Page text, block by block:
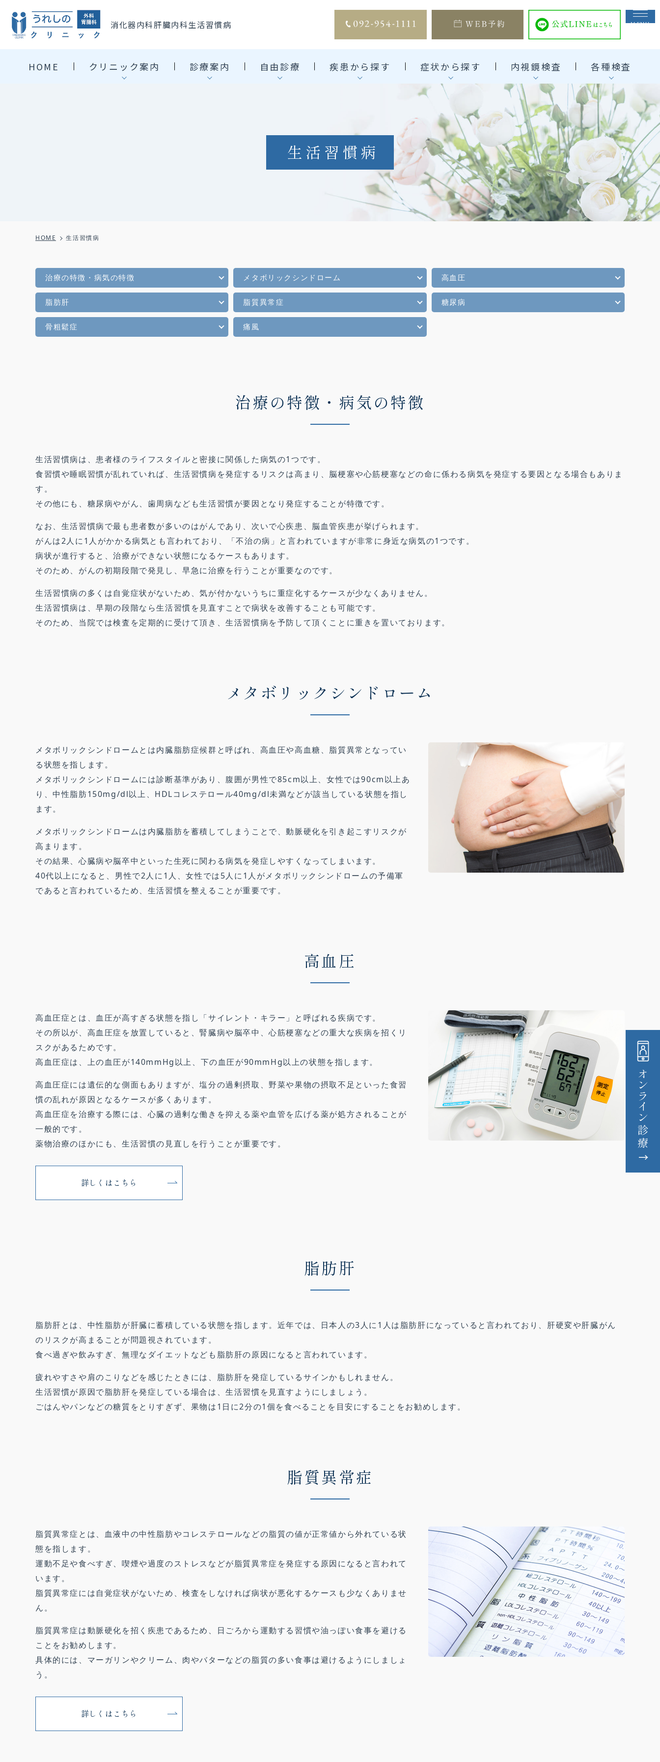
消化器内科肝臓内科生活習慣病
HOME クリニック案内 診療案内
各種検診・健康診断
自由診療
グルタチオン点滴（白玉
点滴）
メディカルダイエット
疾患から探す
糖尿病
睡眠時無呼吸症候群
消化器内科
ピロリ菌感染症
過敏性腸症候群（IBS）
炎症性腸疾患(IBD)
大腸がん
感染性腸炎
その他の消化器疾患
症状から探す
上腹部症状
胸やけ
その他の症状
下腹部・便の症状
下腹部痛
下痢
血便
「便潜血陽性」が出た方へ
その他症状・検診異常
背部痛を伴う腹痛
検診異常
内視鏡検査
（胃内視鏡検査）
胃カメラについて
胃がん検診について
即日の胃カメラ検査
お仕事帰りに受けられる
胃カメラ検査
大腸カメラ
（大腸内視鏡検査）
大腸カメラ（大腸内視鏡検
査）
午前中で終わる大腸カメ
ラ検査
女性にも配慮した
内視鏡検査
春日市で大腸カメラ検査
をお考えの方へ
福岡市南区周辺で大腸カ
メラをご検討中の方へ
各種検査
エコー検査
InBody（体組成計）
生活習慣病
HOME 生活習慣病
治療の特徴・病気の特徴 メタボリックシンドローム 高血圧
脂肪肝 脂質異常症 糖尿病
骨粗鬆症 痛風
治療の特徴・病気の特徴
生活習慣病は、患者様のライフスタイルと密接に関係した病気の1つです。
食習慣や睡眠習慣が乱れていれば、生活習慣病を発症するリスクは高まり、脳梗塞や心筋梗塞などの命に係わる病気を発症する要因となる場合もありま
す。
その他にも、糖尿病やがん、歯周病なども生活習慣が要因となり発症することが特徴です。
なお、生活習慣病で最も患者数が多いのはがんであり、次いで心疾患、脳血管疾患が挙げられます。
がんは2人に1人がかかる病気とも言われており、「不治の病」と言われていますが非常に身近な病気の1つです。
病状が進行すると、治療ができない状態になるケースもあります。
そのため、がんの初期段階で発見し、早急に治療を行うことが重要なのです。
生活習慣病の多くは自覚症状がないため、気が付かないうちに重症化するケースが少なくありません。
生活習慣病は、早期の段階なら生活習慣を見直すことで病状を改善することも可能です。
そのため、当院では検査を定期的に受けて頂き、生活習慣病を予防して頂くことに重きを置いております。
メタボリックシンドローム
メタボリックシンドロームとは内臓脂肪症候群と呼ばれ、高血圧や高血糖、脂質異常となってい
る状態を指します。
メタボリックシンドロームには診断基準があり、腹囲が男性で85cm以上、女性では90cm以上あ
り、中性脂肪150mg/dl以上、HDLコレステロール40mg/dl未満などが該当している状態を指し
ます。
メタボリックシンドロームは内臓脂肪を蓄積してしまうことで、動脈硬化を引き起こすリスクが
高まります。
その結果、心臓病や脳卒中といった生死に関わる病気を発症しやすくなってしまいます。
40代以上になると、男性で2人に1人、女性では5人に1人がメタボリックシンドロームの予備軍
であると言われているため、生活習慣を整えることが重要です。
高血圧
高血圧症とは、血圧が高すぎる状態を指し「サイレント・キラー」と呼ばれる疾病です。
その所以が、高血圧症を放置していると、腎臓病や脳卒中、心筋梗塞などの重大な疾病を招くリ
スクがあるためです。
高血圧症は、上の血圧が140mmHg以上、下の血圧が90mmHg以上の状態を指します。
高血圧症には遺伝的な側面もありますが、塩分の過剰摂取、野菜や果物の摂取不足といった食習
慣の乱れが原因となるケースが多くあります。
高血圧症を治療する際には、心臓の過剰な働きを抑える薬や血管を広げる薬が処方されることが
一般的です。
薬物治療のほかにも、生活習慣の見直しを行うことが重要です。
詳しくはこちら
脂肪肝
脂肪肝とは、中性脂肪が肝臓に蓄積している状態を指します。近年では、日本人の3人に1人は脂肪肝になっていると言われており、肝硬変や肝臓がん
のリスクが高まることが問題視されています。
食べ過ぎや飲みすぎ、無理なダイエットなども脂肪肝の原因になると言われています。
疲れやすさや肩のこりなどを感じたときには、脂肪肝を発症しているサインかもしれません。
生活習慣が原因で脂肪肝を発症している場合は、生活習慣を見直すようにしましょう。
ごはんやパンなどの糖質をとりすぎず、果物は1日に2分の1個を食べることを目安にすることをお勧めします。
脂質異常症
脂質異常症とは、血液中の中性脂肪やコレステロールなどの脂質の値が正常値から外れている状
態を指します。
運動不足や食べすぎ、喫煙や過度のストレスなどが脂質異常症を発症する原因になると言われて
います。
脂質異常症には自覚症状がないため、検査をしなければ病状が悪化するケースも少なくありませ
ん。
脂質異常症は動脈硬化を招く疾患であるため、日ごろから運動する習慣や油っぽい食事を避ける
ことをお勧めします。
具体的には、マーガリンやクリーム、肉やバターなどの脂質の多い食事は避けるようにしましょ
う。
詳しくはこちら